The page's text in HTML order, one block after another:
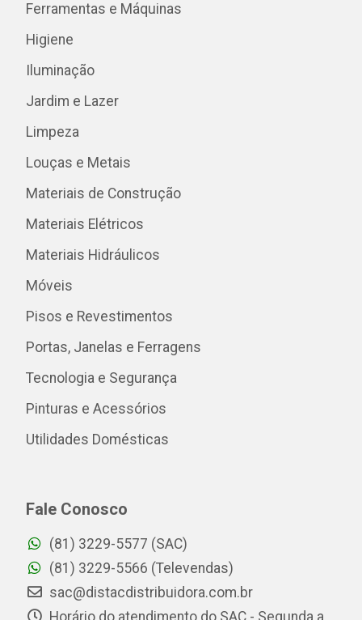
Ferramentas e Máquinas
Higiene
Iluminação
Jardim e Lazer
Limpeza
Louças e Metais
Materiais de Construção
Materiais Elétricos
Materiais Hidráulicos
Móveis
Pisos e Revestimentos
Portas, Janelas e Ferragens
Tecnologia e Segurança
Pinturas e Acessórios
Utilidades Domésticas
Fale Conosco
(81) 3229-5577 (SAC)
(81) 3229-5566 (Televendas)
sac@distacdistribuidora.com.br
Horário do atendimento do SAC - Segunda a